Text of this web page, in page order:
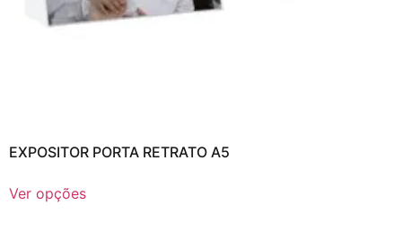
EXPOSITOR PORTA RETRATO A5
Ver opções